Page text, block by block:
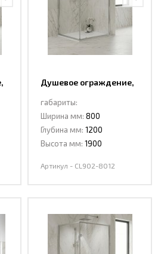
Душевое ограждение,
8012
габариты:
Ширина мм: 800
Глубина мм: 1200
Высота мм: 1900
Артикул - CL902-8012